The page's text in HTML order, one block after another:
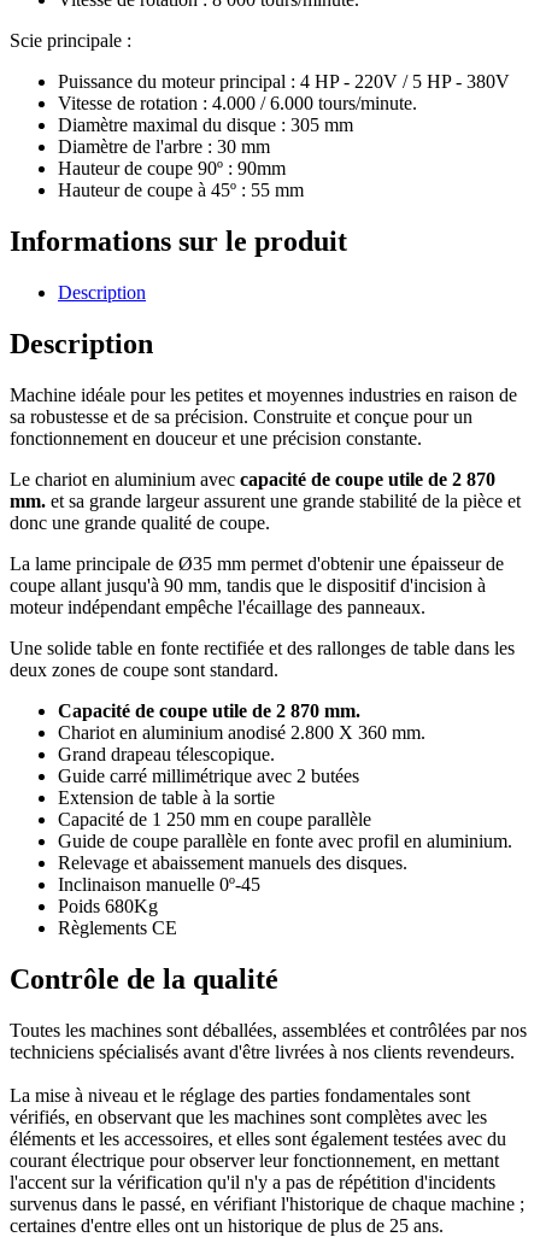
Scie principale :
Puissance du moteur principal : 4 HP - 220V / 5 HP - 380V
Vitesse de rotation : 4.000 / 6.000 tours/minute.
Diamètre maximal du disque : 305 mm
Diamètre de l'arbre : 30 mm
Hauteur de coupe 90º : 90mm
Hauteur de coupe à 45º : 55 mm
Informations sur le produit
Description
Description
Machine idéale pour les petites et moyennes industries en raison de
sa robustesse et de sa précision. Construite et conçue pour un
fonctionnement en douceur et une précision constante.
Le chariot en aluminium avec capacité de coupe utile de 2 870
mm. et sa grande largeur assurent une grande stabilité de la pièce et
donc une grande qualité de coupe.
La lame principale de Ø35 mm permet d'obtenir une épaisseur de
coupe allant jusqu'à 90 mm, tandis que le dispositif d'incision à
moteur indépendant empêche l'écaillage des panneaux.
Une solide table en fonte rectifiée et des rallonges de table dans les
deux zones de coupe sont standard.
Capacité de coupe utile de 2 870 mm.
Chariot en aluminium anodisé 2.800 X 360 mm.
Grand drapeau télescopique.
Guide carré millimétrique avec 2 butées
Extension de table à la sortie
Capacité de 1 250 mm en coupe parallèle
Guide de coupe parallèle en fonte avec profil en aluminium.
Relevage et abaissement manuels des disques.
Inclinaison manuelle 0º-45
Poids 680Kg
Règlements CE
Contrôle de la qualité
Toutes les machines sont déballées, assemblées et contrôlées par nos
techniciens spécialisés avant d'être livrées à nos clients revendeurs.
La mise à niveau et le réglage des parties fondamentales sont
vérifiés, en observant que les machines sont complètes avec les
éléments et les accessoires, et elles sont également testées avec du
courant électrique pour observer leur fonctionnement, en mettant
l'accent sur la vérification qu'il n'y a pas de répétition d'incidents
survenus dans le passé, en vérifiant l'historique de chaque machine ;
certaines d'entre elles ont un historique de plus de 25 ans.